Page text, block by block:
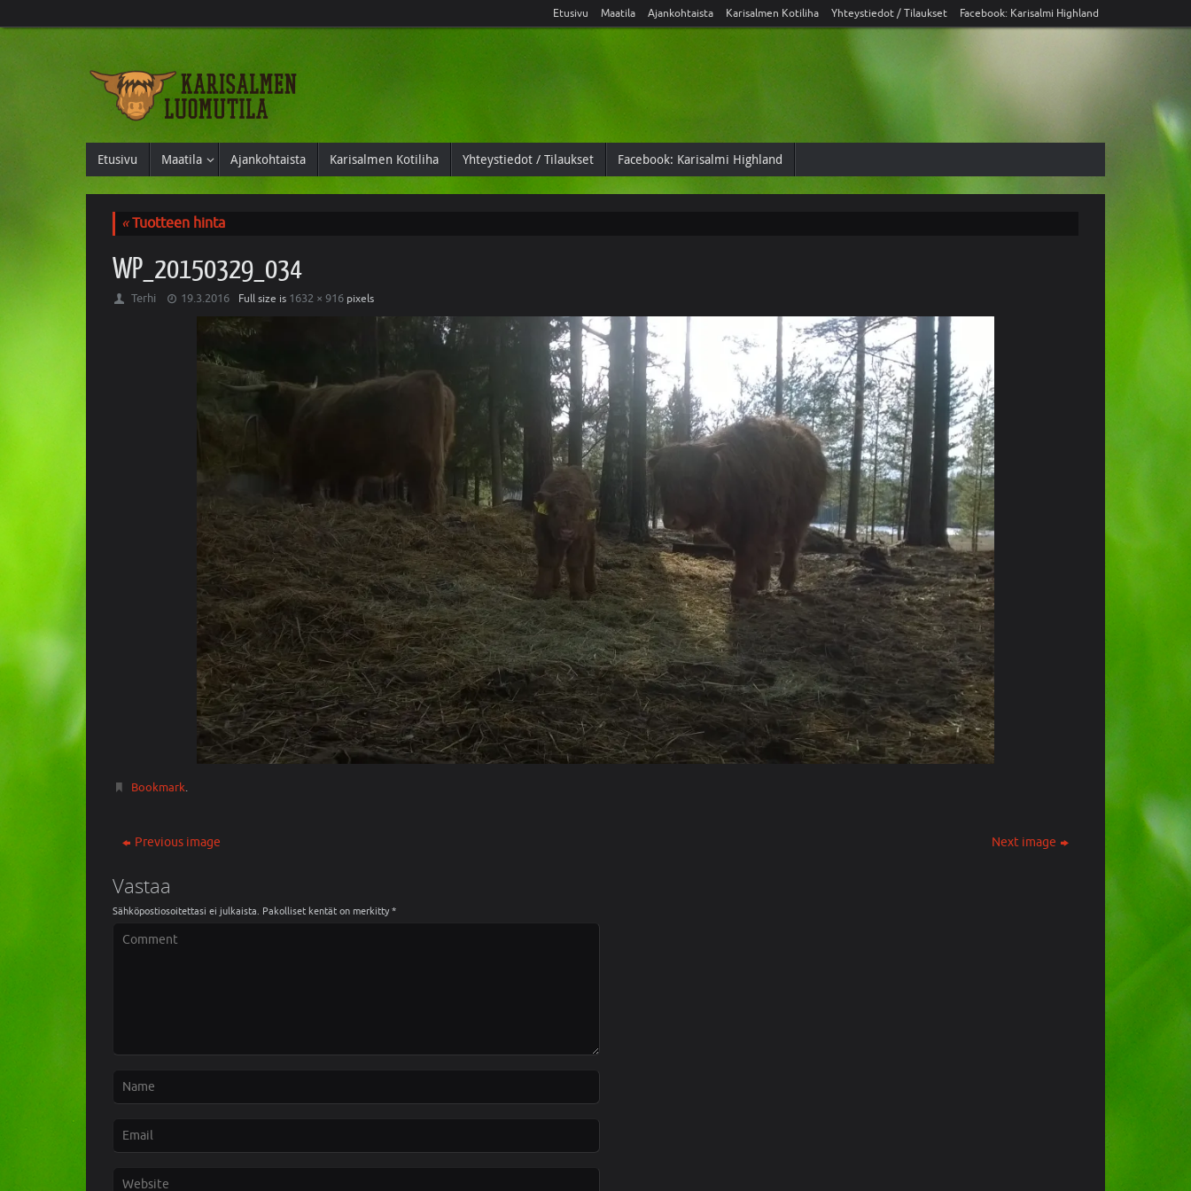
Etusivu Maatila Ajankohtaista Karisalmen Kotiliha Yhteystiedot / Tilaukset Facebook: Karisalmi Highland
Etusivu Maatila Ajankohtaista Karisalmen Kotiliha Yhteystiedot / Tilaukset Facebook: Karisalmi Highland
«Tuotteen hinta
WP_20150329_034
Terhi 19.3.2016 Full size is 1632 × 916 pixels
Bookmark.
Previous image Next image
Vastaa
Sähköpostiosoitettasi ei julkaista. Pakolliset kentät on merkitty *